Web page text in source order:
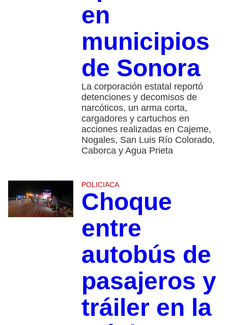
en
municipios
de Sonora
La corporación estatal reportó
detenciones y decomisos de
narcóticos, un arma corta,
cargadores y cartuchos en
acciones realizadas en Cajeme,
Nogales, San Luis Río Colorado,
Caborca y Agua Prieta
POLICIACA
Choque
entre
autobús de
pasajeros y
tráiler en la